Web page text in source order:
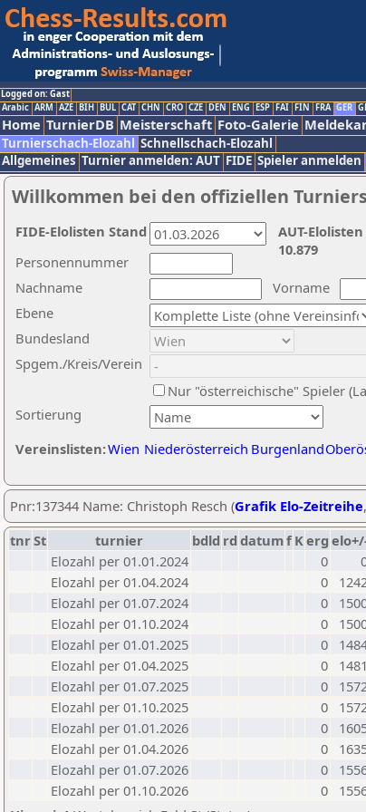
Logged on: Gast
Arabic ARM AZE BIH BUL CAT CHN CRO CZE DEN ENG ESP FAI FIN FRA GER
Home TurnierDB Meisterschaft Foto-Galerie
Turnierschach-Elozahl Schnellschach-Elozahl
Allgemeines Turnier anmelden: AUT FIDE Spieler anmelden
Willkommen bei den offiziellen
Nachname
Vorname
Ebene
Sortierung
Personennummer
Bundesland
Spgem./Kreis/Verein
Nur "österreichische" Spieler
Vereinslisten:Wien Niederösterreich Burgenland
AUT-
10.879
FIDE-Elolisten Stand
Pnr:137344 Name: Christoph Resch (Grafik Elo-Zeitreihe,
tnrSt turnier bdld rd datumf Kerg
Elozahl per 01.01.2024
0
Elozahl per 01.04.2024
0
Elozahl per 01.07.2024
0
Elozahl per 01.10.2024
0
Elozahl per 01.01.2025
0
Elozahl per 01.04.2025
0
1481
Elozahl per 01.07.2025
0
Elozahl per 01.10.2025
0
Elozahl per 01.01.2026
0
Elozahl per 01.04.2026
0
Elozahl per 01.07.2026
0
Elozahl per 01.10.2026
0